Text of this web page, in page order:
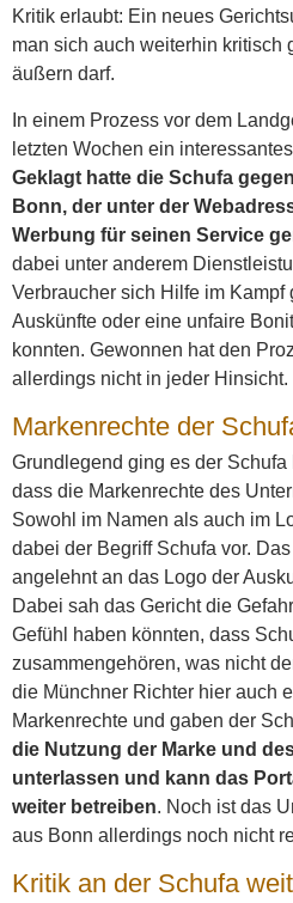
Kritik erlaubt: Ein neues
man sich auch weiterhin kritisch
äußern darf.
In einem Prozess vor dem
letzten Wochen ein
Geklagt hatte die Schufa
Bonn, der unter der
Werbung für seinen Service
dabei unter anderem
Verbraucher sich Hilfe im Kampf
Auskünfte oder eine unfaire
konnten. Gewonnen hat den
allerdings nicht in jeder Hinsicht.
Markenrechte der
Grundlegend ging es der
dass die Markenrechte des
Sowohl im Namen als auch im
dabei der Begriff Schufa vor.
angelehnt an das Logo der
Dabei sah das Gericht die
Gefühl haben könnten, dass
zusammengehören, was nicht
die Münchner Richter hier auch
Markenrechte und gaben der
die Nutzung der Marke und
unterlassen und kann das
weiter betreiben. Noch ist das
aus Bonn allerdings noch nicht
Kritik an der Schufa